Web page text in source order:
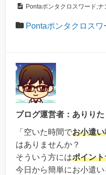
Pontaポンタクロスワード,
Pontaポンタクロスワ
ブログ運営者：ありりた
「空いた時間でお小遣
はありませんか？
そういう方にはポイン
今日から簡単にお小遣